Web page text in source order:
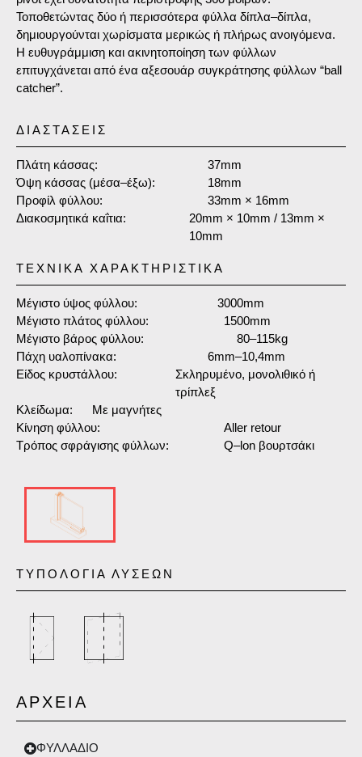
Τοποθετώντας δύο ή περισσότερα φύλλα δίπλα–δίπλα,
δημιουργούνται χωρίσματα μερικώς ή πλήρως ανοιγόμενα.
Η ευθυγράμμιση και ακινητοποίηση των φύλλων
επιτυγχάνεται από ένα αξεσουάρ συγκράτησης φύλλων “ball
catcher”.
ΔΙΑΣΤΑΣΕΙΣ
Πλάτη κάσσας:
37mm
Όψη κάσσας (μέσα–έξω):
18mm
Προφίλ φύλλου:
33mm × 16mm
Διακοσμητικά καΐτια:
20mm × 10mm / 13mm ×
10mm
ΤΕΧΝΙΚΑ ΧΑΡΑΚΤΗΡΙΣΤΙΚΆ
Μέγιστο ύψος φύλλου:
3000mm
Μέγιστο πλάτος φύλλου:
1500mm
Μέγιστο βάρος φύλλου:
80–115kg
Πάχη υαλοπίνακα:
6mm–10,4mm
Είδος κρυστάλλου:
Σκληρυμένο, μονολιθικό ή
τρίπλεξ
Κλείδωμα:
Με μαγνήτες
Κίνηση φύλλου:
Aller retour
Τρόπος σφράγισης φύλλων:
Q–lon βουρτσάκι
ΤΥΠΟΛΟΓΙΑ ΛΥΣΕΩΝ
ΑΡΧΕΙΑ
ΦΥΛΛΑΔΙΟ